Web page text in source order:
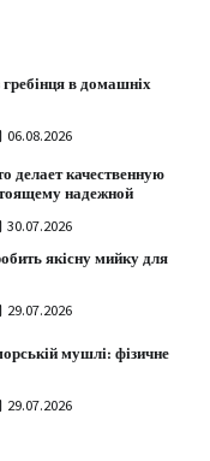
в домашніх
06.08.2026
делает качественную
надежной
30.07.2026
якісну мийку для
29.07.2026
мушлі: фізичне
29.07.2026